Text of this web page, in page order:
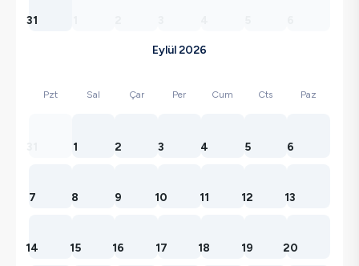
31
Eylül 2026
Pzt Sal Çar Per Cum Cts Paz
1 2 3 4 5 6
7 8 9 10 11 12 13
14 15 16 17 18 19 20